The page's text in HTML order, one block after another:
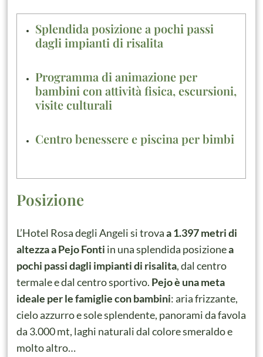
Splendida posizione a pochi passi
dagli impianti di risalita
Programma di animazione per
bambini con attività fisica, escursioni,
visite culturali
Centro benessere e piscina per bimbi
Posizione
L’Hotel Rosa degli Angeli si trovaa 1.397 metri di
altezza a Pejo Fonti in una splendida posizionea
pochi passi dagli impianti di risalita, dal centro
termale e dal centro sportivo. Pejo è una meta
ideale per le famiglie con bambini: aria frizzante,
cielo azzurro e sole splendente, panorami da favola
da 3.000 mt, laghi naturali dal colore smeraldo e
molto altro…